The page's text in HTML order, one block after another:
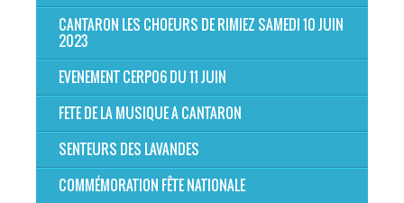
CANTARON LES CHOEURS DE RIMIEZ SAMEDI 10 JUIN
2023
EVENEMENT CERP06 DU 11 JUIN
FETE DE LA MUSIQUE A CANTARON
SENTEURS DES LAVANDES
COMMÉMORATION FÊTE NATIONALE